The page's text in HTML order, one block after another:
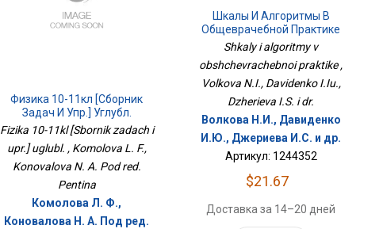
Физика 10-11кл [Сборник
Задач И Упр.] Углубл.
Fizika 10-11kl [Sbornik zadach i
upr.] uglubl. , Komolova L. F.,
Konovalova N. A. Pod red.
Pentina
Комолова Л. Ф.,
Коновалова Н. А. Под ред.
Шкалы И Алгоритмы В
Общеврачебной Практике
Shkaly i algoritmy v
obshchevrachebnoi praktike ,
Volkova N.I., Davidenko I.Iu.,
Dzherieva I.S. i dr.
Волкова Н.И., Давиденко
И.Ю., Джериева И.С. и др.
Артикул: 1244352
$21.67
Доставка за 14–20 дней